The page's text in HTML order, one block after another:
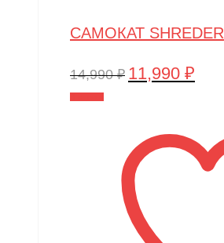
САМОКАТ SHREDER
14,990₽ Первоначальная
14,990 ₽.
11,990 ₽